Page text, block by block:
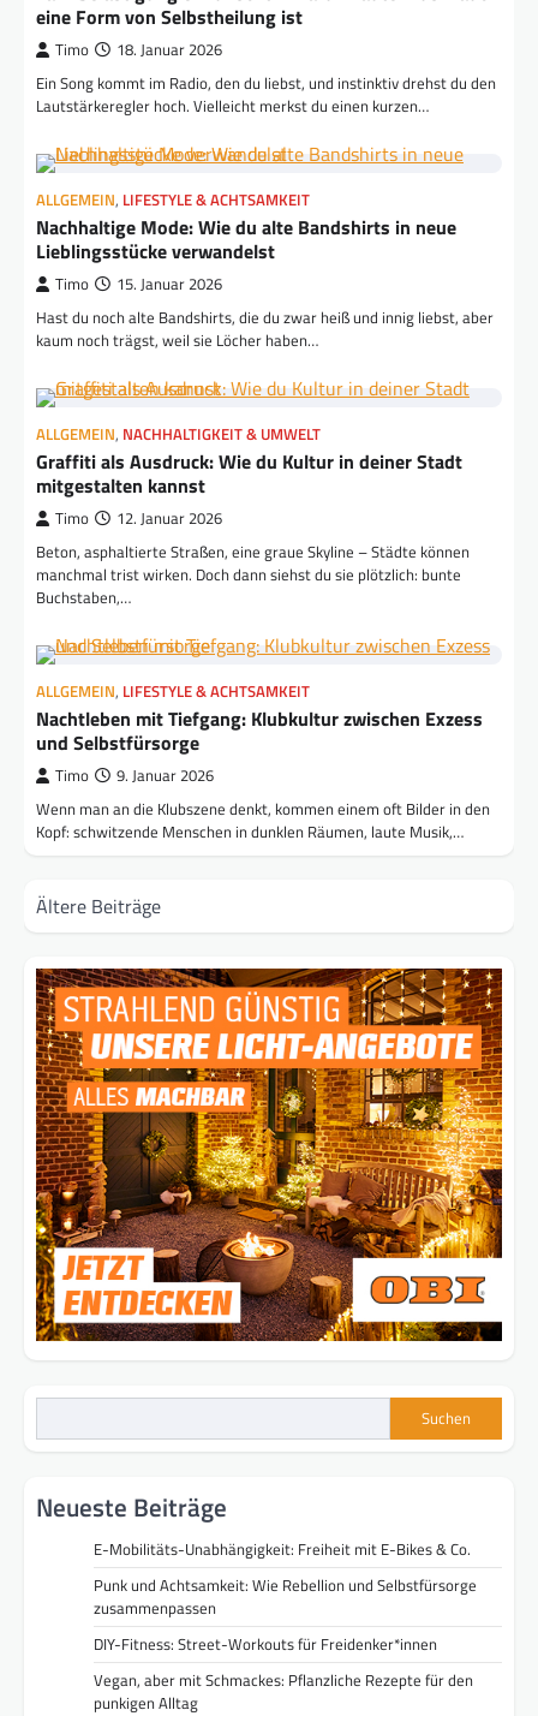
eine Form von Selbstheilung ist
Timo 18. Januar 2026
Ein Song kommt im Radio, den du liebst, und instinktiv drehst du den
Lautstärkeregler hoch. Vielleicht merkst du einen kurzen…
ALLGEMEIN, LIFESTYLE & ACHTSAMKEIT
Nachhaltige Mode: Wie du alte Bandshirts in neue
Lieblingsstücke verwandelst
Timo 15. Januar 2026
Hast du noch alte Bandshirts, die du zwar heiß und innig liebst, aber
kaum noch trägst, weil sie Löcher haben…
ALLGEMEIN, NACHHALTIGKEIT & UMWELT
Graffiti als Ausdruck: Wie du Kultur in deiner Stadt
mitgestalten kannst
Timo 12. Januar 2026
Beton, asphaltierte Straßen, eine graue Skyline – Städte können
manchmal trist wirken. Doch dann siehst du sie plötzlich: bunte
Buchstaben,…
ALLGEMEIN, LIFESTYLE & ACHTSAMKEIT
Nachtleben mit Tiefgang: Klubkultur zwischen Exzess
und Selbstfürsorge
Timo 9. Januar 2026
Wenn man an die Klubszene denkt, kommen einem oft Bilder in den
Kopf: schwitzende Menschen in dunklen Räumen, laute Musik,…
Beitragsnavigation
Ältere Beiträge
Suchen
Neueste Beiträge
E-Mobilitäts-Unabhängigkeit: Freiheit mit E-Bikes & Co.
Punk und Achtsamkeit: Wie Rebellion und Selbstfürsorge
zusammenpassen
DIY-Fitness: Street-Workouts für Freidenker*innen
Vegan, aber mit Schmackes: Pflanzliche Rezepte für den
punkigen Alltag